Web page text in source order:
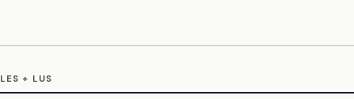
LES + LUS